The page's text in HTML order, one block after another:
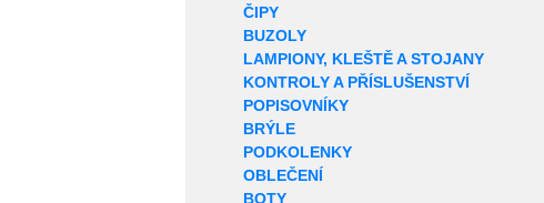
ČIPY
BUZOLY
LAMPIONY, KLEŠTĚ A STOJANY
KONTROLY A PŘÍSLUŠENSTVÍ
POPISOVNÍKY
BRÝLE
PODKOLENKY
OBLEČENÍ
BOTY